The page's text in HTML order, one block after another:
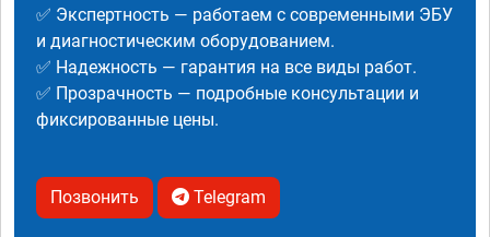
✅ Экспертность — работаем с современными ЭБУ
и диагностическим оборудованием.
✅ Надежность — гарантия на все виды работ.
✅ Прозрачность — подробные консультации и
фиксированные цены.
Позвонить Telegram